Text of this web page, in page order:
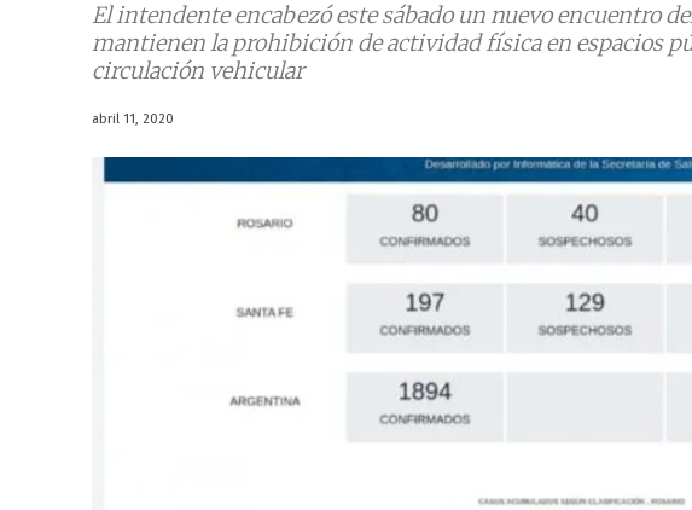
El intendente encabezó este sábado un nuevo encuentro
mantienen la prohibición de actividad física en espacios
circulación vehicular
abril 11, 2020